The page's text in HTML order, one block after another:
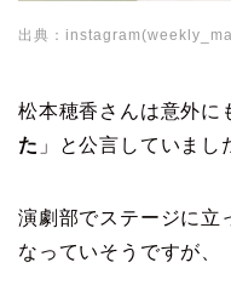
出典：
松本穂香さんは意外に
た 」と公言していまし
演劇部でステージに立
なっていそうですが、